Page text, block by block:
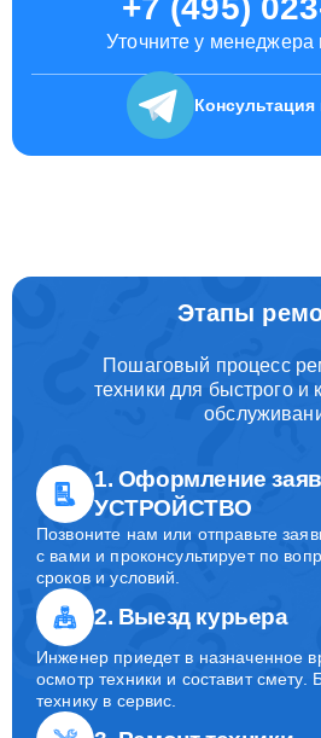
+7 (495)
Уточните у менеджера
Консультация
Этапы
Пошаговый процесс
техники для быстрого и
1. Оформление
УСТРОЙСТВО
Позвоните нам или отправьте
с вами и проконсультирует по
сроков и условий.
2. Выезд курьера
Инженер приедет в назначенное
осмотр техники и составит смету.
технику в сервис.